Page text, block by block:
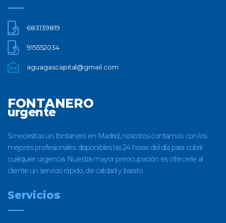
683139819
915552034
aguagascapital@gmail.com
FONTANERO
urgente
Si necesitas un fontanero en Madrid, nosotros contamos con los
mejores profesionales disponibles las 24 horas del día para cubrir
cualquier urgencia. Nuestra mayor preocupación es ofrecerle al
cliente un servicio rápido, de calidad y barato.
Servicios